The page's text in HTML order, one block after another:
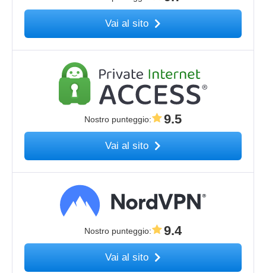
Vai al sito
Nostro punteggio: 9.5
Vai al sito
Nostro punteggio: 9.4
Vai al sito